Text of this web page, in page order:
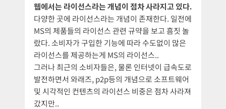
웹에서는 라이선스라는 개념이 점차 사라지고 있다.
다양한 곳에 라이선스라는 개념이 존재한다. 일전에
MS의 제품들의 라이선스 관련 규약을 보고 흠짓 놀
랐다. 소비자가 구입한 기능에 따라 수도없이 많은
라이선스를 제공하는게 MS의 라이선스..
그러나 최근의 소비자들은, 물론 인터넷이 급속도로
발전하면서 와래즈, p2p등의 개념으로 소프트웨어
및 시각적인 컨텐츠의 라이선스 비중은 점차 사라져
갔지만..